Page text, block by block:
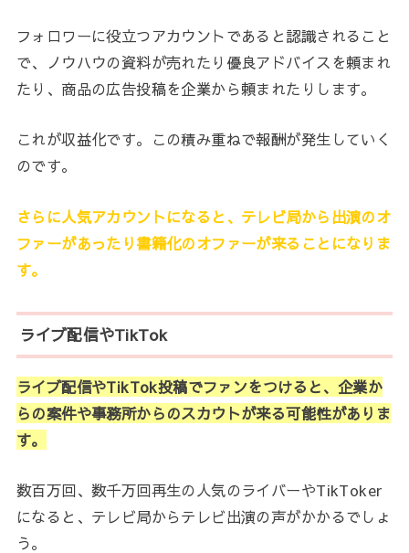
フォロワーに役立つアカウントであると認識されること
で、ノウハウの資料が売れたり優良アドバイスを頼まれ
たり、商品の広告投稿を企業から頼まれたりします。
これが収益化です。この積み重ねで報酬が発生していく
のです。
さらに人気アカウントになると、テレビ局から出演のオ
ファーがあったり書籍化のオファーが来ることになりま
す。
ライブ配信やTikTok
ライブ配信やTikTok投稿でファンをつけると、企業か
らの案件や事務所からのスカウトが来る可能性がありま
す。
数百万回、数千万回再生の人気のライバーやTikToker
になると、テレビ局からテレビ出演の声がかかるでしょ
う。